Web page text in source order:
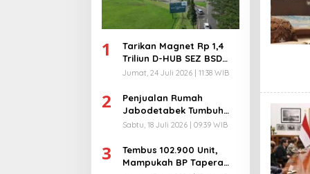
1
Tarikan Magnet Rp 1,4
Triliun D-HUB SEZ BSD
City, Buka 1736
Jumat, 24 Juli 2026 | 11:38 WIB
2
Penjualan Rumah
Jabodetabek Tumbuh
94%! Developer
Ekstra
Sabtu, 18 Juli 2026 | 09:39 WIB
3
Tembus 102.900 Unit,
Mampukah BP Tapera